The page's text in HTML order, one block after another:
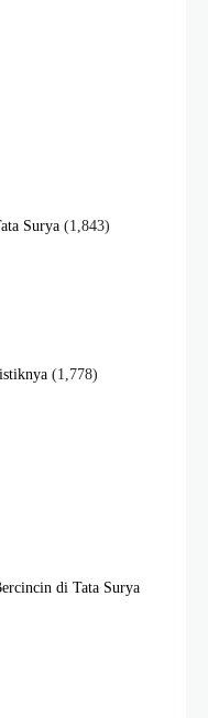
Surya (1,843)
(1,778)
di Tata Surya